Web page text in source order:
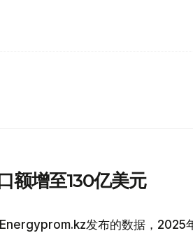
额增至130亿美元
Energyprom.kz发布的数据，2025